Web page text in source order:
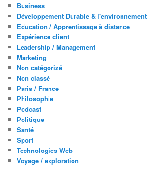
Business
Développement Durable & l'environnement
Education / Apprentissage à distance
Expérience client
Leadership / Management
Marketing
Non catégorizé
Non classé
Paris / France
Philosophie
Podcast
Politique
Santé
Sport
Technologies Web
Voyage / exploration